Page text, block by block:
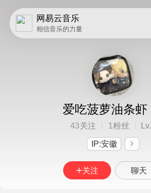
网易云音乐
相信音乐的力量
爱吃菠萝油条虾
43关注 1粉丝 Lv.
IP:安徽
关注 聊天